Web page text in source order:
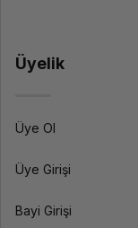
Üyelik
Üye Ol
Üye Girişi
Bayi Girişi